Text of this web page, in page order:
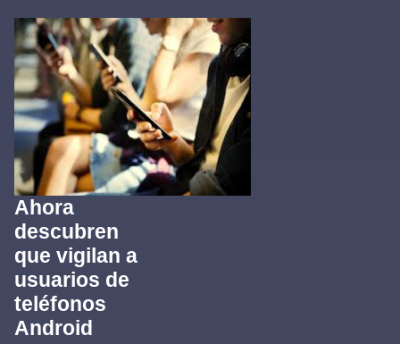
Ahora
descubren
que vigilan a
usuarios de
teléfonos
Android